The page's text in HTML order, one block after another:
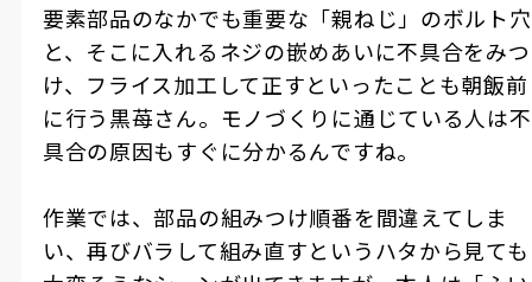
要素部品のなかでも重要な「親ねじ」のボルト穴
と、そこに入れるネジの嵌めあいに不具合をみつ
け、フライス加工して正すといったことも朝飯前
に行う黒苺さん。モノづくりに通じている人は不
具合の原因もすぐに分かるんですね。
作業では、部品の組みつけ順番を間違えてしま
い、再びバラして組み直すというハタから見ても